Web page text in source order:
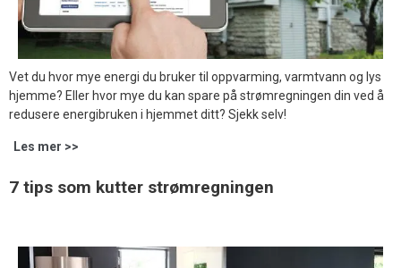
Vet du hvor mye energi du bruker til oppvarming, varmtvann og lys
hjemme? Eller hvor mye du kan spare på strømregningen din ved å
redusere energibruken i hjemmet ditt? Sjekk selv!
Les mer >>
7 tips som kutter strømregningen